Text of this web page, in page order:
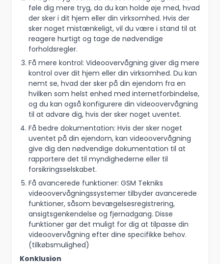
føle dig mere tryg, da du kan holde øje med, hvad
der sker i dit hjem eller din virksomhed. Hvis der
sker noget mistænkeligt, vil du være i stand til at
reagere hurtigt og tage de nødvendige
forholdsregler.
Få mere kontrol: Videoovervågning giver dig mere
kontrol over dit hjem eller din virksomhed. Du kan
nemt se, hvad der sker på din ejendom fra en
hvilken som helst enhed med internetforbindelse,
og du kan også konfigurere din videoovervågning
til at advare dig, hvis der sker noget uventet.
Få bedre dokumentation: Hvis der sker noget
uventet på din ejendom, kan videoovervågning
give dig den nødvendige dokumentation til at
rapportere det til myndighederne eller til
forsikringsselskabet.
Få avancerede funktioner: GSM Tekniks
videoovervågningssystemer tilbyder avancerede
funktioner, såsom bevægelsesregistrering,
ansigtsgenkendelse og fjernadgang. Disse
funktioner gør det muligt for dig at tilpasse din
videoovervågning efter dine specifikke behov.
(tilkøbsmulighed)
Konklusion